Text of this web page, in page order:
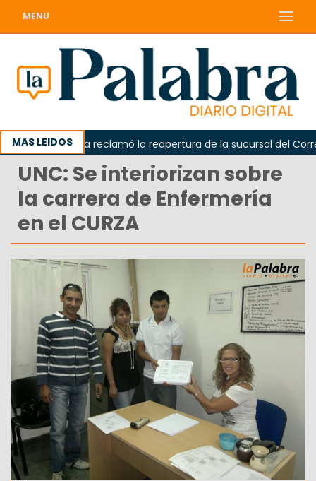
MENU
MAS LEIDOS
Odarda reclamó la reapertura de la sucursal del Correo
UNC: Se interiorizan sobre
la carrera de Enfermería
en el CURZA